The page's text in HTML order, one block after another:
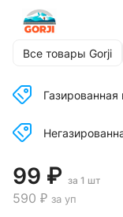
Все товары Gorji
Газированная
99 ₽ за 1 шт
590 ₽ за уп